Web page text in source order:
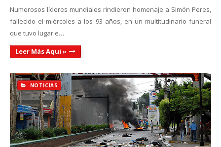
Numerosos líderes mundiales rindieron homenaje a Simón Peres,
fallecido el miércoles a los 93 años, en un multitudinario funeral
que tuvo lugar e…
Leer Más Aqui »
NOTICIAS